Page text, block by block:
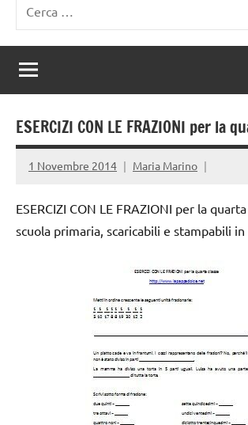
per:
ESERCIZI CON LE FRAZIONI per la
1 Novembre 2014 Maria Marino
ESERCIZI CON LE FRAZIONI per la
scuola primaria, scaricabili e stampabili